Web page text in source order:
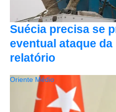
Suécia precisa se
eventual ataque
relatório
Oriente Médio